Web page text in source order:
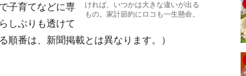
ければ、いつかは大きな違いが出る
もの。家計節約にロコも一生懸命。
子育てなどに専
しぶりも透けて
順番は、新聞掲載とは異なります。）